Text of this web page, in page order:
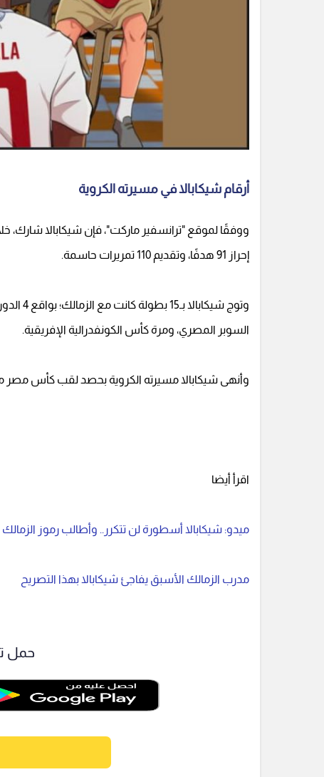
أرقام شيكابالا في مسيرته الكروية
إحراز 91 هدفًا، وتقديم 110 تمريرات حاسمة.
السوبر المصري، ومرة كأس الكونفدرالية الإفريقية.
وأنهى شيكابالا مسيرته الكروية بحصد لقب كأس مصر مع الزمالك للموسم
اقرأ أيضا
ميدو: شيكابالا أسطورة لن تتكرر.. وأطالب رموز
مدرب الزمالك الأسبق يفاجئ شيكابالا بهذا التصريح
حمل